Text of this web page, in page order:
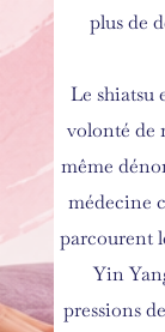
plus de
Le shiatsu
volonté de
même
médecine
parcourent
Yin
pressions